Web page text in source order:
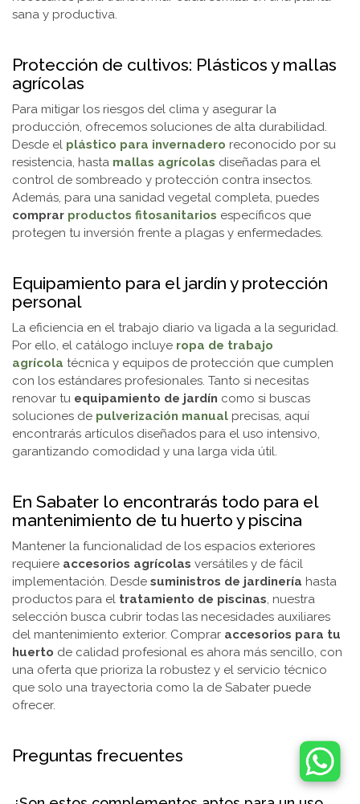
sana y productiva.
Protección de cultivos: Plásticos y mallas
agrícolas
Para mitigar los riesgos del clima y asegurar la
producción, ofrecemos soluciones de alta durabilidad.
Desde el plástico para invernadero reconocido por su
resistencia, hasta mallas agrícolas diseñadas para el
control de sombreado y protección contra insectos.
Además, para una sanidad vegetal completa, puedes
comprar productos fitosanitarios específicos que
protegen tu inversión frente a plagas y enfermedades.
Equipamiento para el jardín y protección
personal
La eficiencia en el trabajo diario va ligada a la seguridad.
Por ello, el catálogo incluye ropa de trabajo
agrícola técnica y equipos de protección que cumplen
con los estándares profesionales. Tanto si necesitas
renovar tu equipamiento de jardín como si buscas
soluciones de pulverización manual precisas, aquí
encontrarás artículos diseñados para el uso intensivo,
garantizando comodidad y una larga vida útil.
En Sabater lo encontrarás todo para el
mantenimiento de tu huerto y piscina
Mantener la funcionalidad de los espacios exteriores
requiere accesorios agrícolas versátiles y de fácil
implementación. Desde suministros de jardinería hasta
productos para el tratamiento de piscinas, nuestra
selección busca cubrir todas las necesidades auxiliares
del mantenimiento exterior. Comprar accesorios para tu
huerto de calidad profesional es ahora más sencillo, con
una oferta que prioriza la robustez y el servicio técnico
que solo una trayectoria como la de Sabater puede
ofrecer.
Preguntas frecuentes